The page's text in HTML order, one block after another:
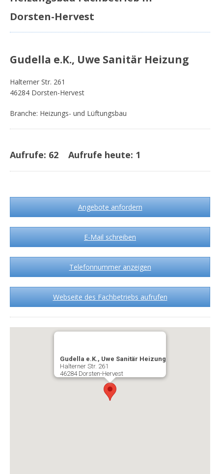
Dorsten-Hervest
Gudella e.K., Uwe Sanitär Heizung
Halterner Str. 261
46284 Dorsten-Hervest
Branche: Heizungs- und Lüftungsbau
Aufrufe: 62 Aufrufe heute: 1
Angebote anfordern
E-Mail schreiben
Telefonnummer anzeigen
Webseite des Fachbetriebs aufrufen
Gudella e.K., Uwe Sanitär Heizung
Halterner Str. 261
46284 Dorsten-Hervest